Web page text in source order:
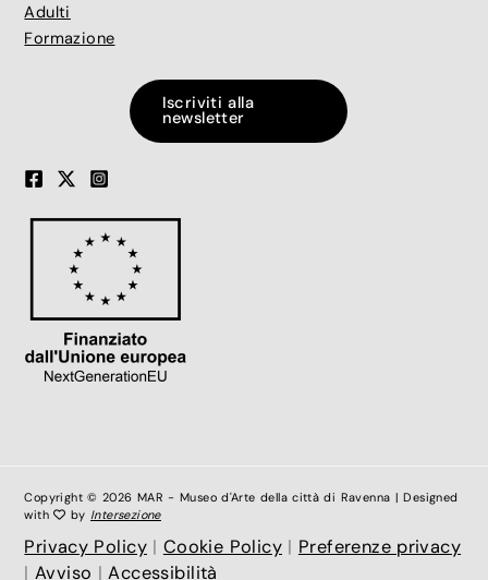
Adulti
Formazione
Iscriviti alla
newsletter
Copyright © 2026 MAR - Museo d'Arte della città di Ravenna | Designed
with
by Intersezione
Privacy Policy| Cookie Policy | Preferenze privacy
|Avviso |Accessibilità